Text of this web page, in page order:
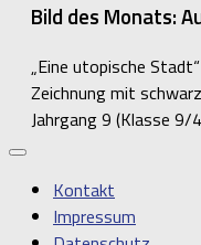
Bild des Monats:
„Eine utopische Stadt“
Zeichnung mit
Jahrgang 9 (Klasse 9/
Kontakt
Impressum